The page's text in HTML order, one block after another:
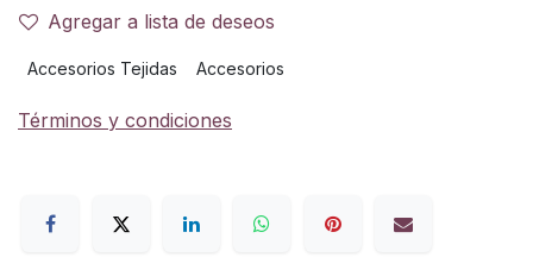
Agregar a lista de deseos
Accesorios Tejidas Accesorios
Términos y condiciones